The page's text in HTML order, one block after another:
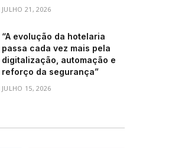
JULHO 21, 2026
“A evolução da hotelaria
passa cada vez mais pela
digitalização, automação e
reforço da segurança”
JULHO 15, 2026